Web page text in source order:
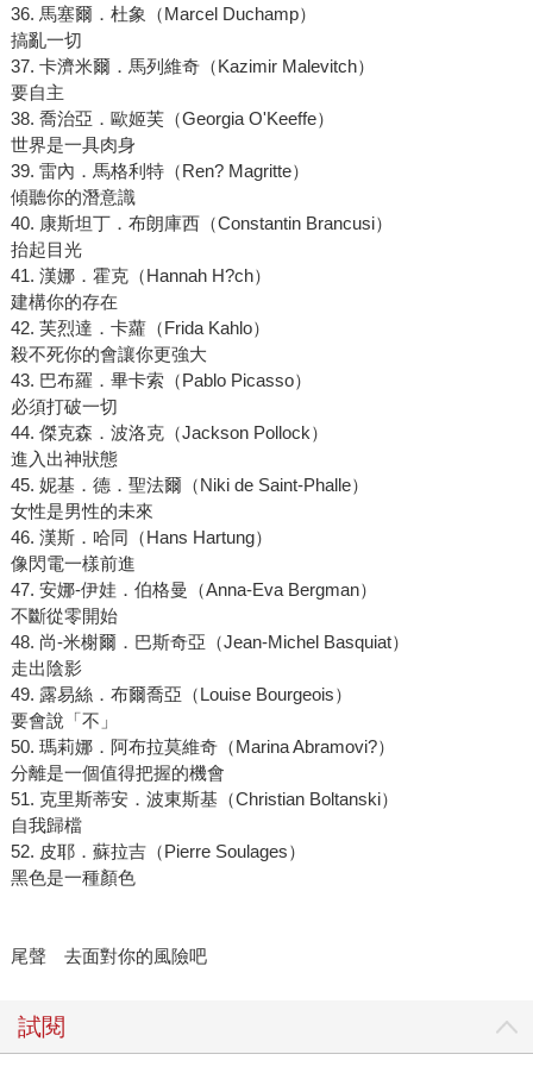
36. 馬塞爾．杜象（Marcel Duchamp）
搞亂一切
37. 卡濟米爾．馬列維奇（Kazimir Malevitch）
要自主
38. 喬治亞．歐姬芙（Georgia O'Keeffe）
世界是一具肉身
39. 雷內．馬格利特（Ren? Magritte）
傾聽你的潛意識
40. 康斯坦丁．布朗庫西（Constantin Brancusi）
抬起目光
41. 漢娜．霍克（Hannah H?ch）
建構你的存在
42. 芙烈達．卡蘿（Frida Kahlo）
殺不死你的會讓你更強大
43. 巴布羅．畢卡索（Pablo Picasso）
必須打破一切
44. 傑克森．波洛克（Jackson Pollock）
進入出神狀態
45. 妮基．德．聖法爾（Niki de Saint-Phalle）
女性是男性的未來
46. 漢斯．哈同（Hans Hartung）
像閃電一樣前進
47. 安娜-伊娃．伯格曼（Anna-Eva Bergman）
不斷從零開始
48. 尚-米榭爾．巴斯奇亞（Jean-Michel Basquiat）
走出陰影
49. 露易絲．布爾喬亞（Louise Bourgeois）
要會說「不」
50. 瑪莉娜．阿布拉莫維奇（Marina Abramovi?）
分離是一個值得把握的機會
51. 克里斯蒂安．波東斯基（Christian Boltanski）
自我歸檔
52. 皮耶．蘇拉吉（Pierre Soulages）
黑色是一種顏色
尾聲 去面對你的風險吧
試閱